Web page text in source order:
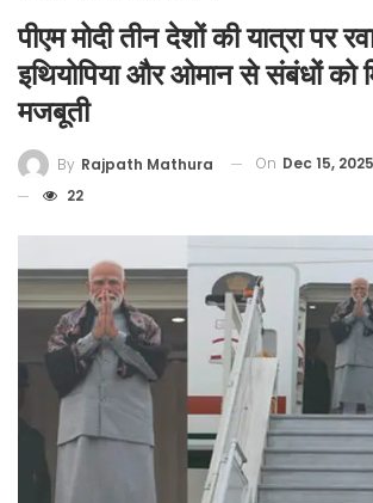
पीएम मोदी तीन देशों की यात्रा पर
इथियोपिया और ओमान से संबंधों को
मजबूती
By Rajpath Mathura On Dec 15, 2025
22